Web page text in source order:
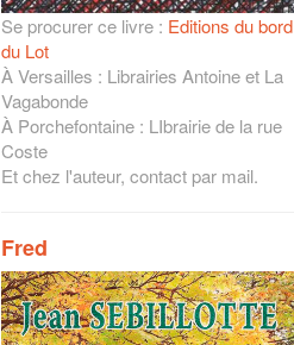
Se procurer ce livre : Editions du bord
du Lot
À Versailles : Librairies Antoine et La
Vagabonde
À Porchefontaine : LIbrairie de la rue
Coste
Et chez l'auteur, contact par mail.
Fred